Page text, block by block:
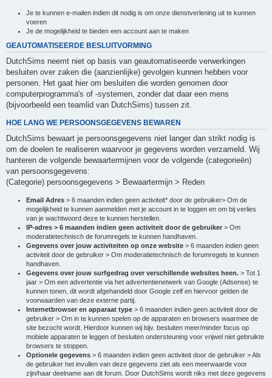
Je te kunnen e-mailen indien dit nodig is om onze dienstverlening uit te kunnen
voeren
Je de mogelijkheid te bieden een account aan te maken
GEAUTOMATISEERDE BESLUITVORMING
DutchSims neemt niet op basis van geautomatiseerde verwerkingen
besluiten over zaken die (aanzienlijke) gevolgen kunnen hebben voor
personen. Het gaat hier om besluiten die worden genomen door
computerprogramma's of -systemen, zonder dat daar een mens
(bijvoorbeeld een teamlid van DutchSims) tussen zit.
HOE LANG WE PERSOONSGEGEVENS BEWAREN
DutchSims bewaart je persoonsgegevens niet langer dan strikt nodig is
om de doelen te realiseren waarvoor je gegevens worden verzameld. Wij
hanteren de volgende bewaartermijnen voor de volgende (categorieën)
van persoonsgegevens:
(Categorie) persoonsgegevens > Bewaartermijn > Reden
Email Adres > 6 maanden indien geen activiteit* door de gebruiker> Om de
mogelijkheid te kunnen aanmelden met je account in te loggen en om bij verlies
van je wachtwoord deze te kunnen herstellen.
IP-adres > 6 maanden indien geen activiteit door de gebruiker > Om
moderatietechnisch de forumregels te kunnen handhaven.
Gegevens over jouw activiteiten op onze website > 6 maanden indien geen
activiteit door de gebruiker > Om moderatietechnisch de forumregels te kunnen
handhaven.
Gegevens over jouw surfgedrag over verschillende websites heen. > Tot 1
jaar > Om een advertentie via het advertentienetwerk van Google (Adsense) te
kunnen tonen, dit wordt afgehandeld door Google zelf en hiervoor gelden de
voorwaarden van deze externe partij.
Internetbrowser en apparaat type > 6 maanden indien geen activiteit door de
gebruiker > Om in te kunnen spelen op de apparaten en browsers waarmee de
site bezocht wordt. Hierdoor kunnen wij bijv. besluiten meer/minder focus op
mobiele apparaten te leggen of besluiten ondersteuning voor vrijwel niet gebruikte
browsers te stoppen.
Optionele gegevens > 6 maanden indien geen activiteit door de gebruiker > Als
de gebruiker het invullen van deze gegevens ziet als een meerwaarde voor
zijn/haar deelname aan dit forum. Door DutchSims wordt niks met deze gegevens